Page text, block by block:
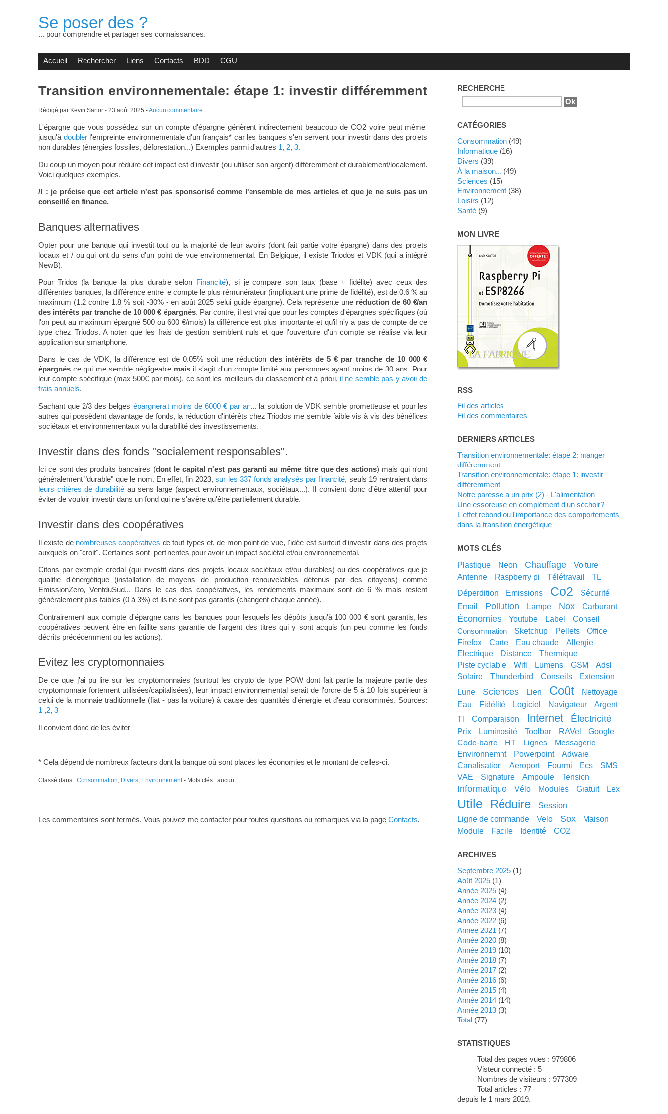
Se poser des ?
... pour comprendre et partager ses connaissances.
Accueil Rechercher Liens Contacts BDD CGU
Transition environnementale: étape 1: investir différemment
Rédigé par Kevin Sartor - 23 août 2025 -Aucun commentaire
L'épargne que vous possédez sur un compte d'épargne génèrent indirectement beaucoup de CO2 voire peut même
jusqu'à doubler l'empreinte environnementale d'un français* car les banques s'en servent pour investir dans des projets
non durables (énergies fossiles, déforestation...) Exemples parmi d'autres 1, 2, 3.
Du coup un moyen pour réduire cet impact est d'investir (ou utiliser son argent) différemment et durablement/localement.
Voici quelques exemples.
/! : je précise que cet article n'est pas sponsorisé comme l'ensemble de mes articles et que je ne suis pas un
conseillé en finance.
Banques alternatives
Opter pour une banque qui investit tout ou la majorité de leur avoirs (dont fait partie votre épargne) dans des projets
locaux et / ou qui ont du sens d'un point de vue environnemental. En Belgique, il existe Triodos et VDK (qui a intégré
NewB).
Pour Tridos (la banque la plus durable selon Financité), si je compare son taux (base + fidélite) avec ceux des
différentes banques, la différence entre le compte le plus rémunérateur (impliquant une prime de fidélité), est de 0.6 % au
maximum (1.2 contre 1.8 % soit -30% - en août 2025 selui guide épargne). Cela représente une réduction de 60 €/an
des intérêts par tranche de 10 000 € épargnés. Par contre, il est vrai que pour les comptes d'épargnes spécifiques (où
l'on peut au maximum épargné 500 ou 600 €/mois) la différence est plus importante et qu'il n'y a pas de compte de ce
type chez Triodos. A noter que les frais de gestion semblent nuls et que l'ouverture d'un compte se réalise via leur
application sur smartphone.
Dans le cas de VDK, la différence est de 0.05% soit une réduction des intérêts de 5 € par tranche de 10 000 €
épargnésce qui me semble négligeable mais il s'agit d'un compte limité aux personnesayant moins de 30 ans. Pour
leur compte spécifique (max 500€ par mois), ce sont les meilleurs du classement et à priori, il ne semble pas y avoir de
frais annuels.
Sachant que 2/3 des belges épargnerait moins de 6000 € par an... la solution de VDK semble prometteuse et pour les
autres qui possèdent davantage de fonds, la réduction d'intérêts chez Triodos me semble faible vis à vis des bénéfices
sociétaux et environnementaux vu la durabilité des investissements.
Investir dans des fonds "socialement responsables".
Ici ce sont des produits bancaires (dont le capital n'est pas garanti au même titre que des actions) mais qui n'ont
généralement "durable" que le nom. En effet, fin 2023,sur les 337 fonds analysés par financité, seuls 19 rentraient dans
leurs critères de durabilitéau sens large (aspect environnementaux, sociétaux...). Il convient donc d'être attentif pour
éviter de vouloir investir dans un fond qui ne s'avère qu'être partiellement durable.
Investir dans des coopératives
Il existe de nombreuses coopératives de tout types et, de mon point de vue, l'idée est surtout d'investir dans des projets
auxquels on "croit". Certaines sont pertinentes pour avoir un impact sociétal et/ou environnemental.
Citons par exemple credal (qui investit dans des projets locaux sociétaux et/ou durables) ou des coopératives que je
qualifie d'énergétique (installation de moyens de production renouvelables détenus par des citoyens) comme
EmissionZero, VentduSud... Dans le cas des coopératives, les rendements maximaux sont de 6 % mais restent
généralement plus faibles (0 à 3%) et ils ne sont pas garantis (changent chaque année).
Contrairement aux compte d'épargne dans les banques pour lesquels les dépôts jusqu'à 100 000 € sont garantis, les
coopératives peuvent être en faillite sans garantie de l'argent des titres qui y sont acquis (un peu comme les fonds
décrits précédemment ou les actions).
Evitez les cryptomonnaies
De ce que j'ai pu lire sur les cryptomonnaies (surtout les crypto de type POW dont fait partie la majeure partie des
cryptomonnaie fortement utilisées/capitalisées), leur impact environnemental serait de l'ordre de 5 à 10 fois supérieur à
celui de la monnaie traditionnelle (fiat - pas la voiture) à cause des quantités d'énergie et d'eau consommés. Sources:
1 ,2, 3
Il convient donc de les éviter
* Cela dépend de nombreux facteurs dont la banque où sont placés les économies et le montant de celles-ci.
Classé dans : Consommation, Divers, Environnement- Mots clés : aucun
Les commentaires sont fermés. Vous pouvez me contacter pour toutes questions ou remarques via la page Contacts.
RECHERCHE
CATÉGORIES
Consommation (49)
Informatique (16)
Divers (39)
Á la maison... (49)
Sciences (15)
Environnement (38)
Loisirs (12)
Santé (9)
MON LIVRE
RSS
Fil des articles
Fil des commentaires
DERNIERS ARTICLES
Transition environnementale: étape 2: manger
différemment
Transition environnementale: étape 1: investir
différemment
Notre paresse a un prix (2) - L'alimentation
Une essoreuse en complément d'un séchoir?
L'effet rebond ou l'importance des comportements
dans la transition énergétique
MOTS CLÉS
plastique neon chauffage
voiture
antenne
raspberry pi télétravail
TL
déperdition
emissions co2
sécurité
email
pollution lampe nox carburant
économies youtube label conseil
consommation sketchup pellets
office
Firefox
carte eau chaude
allergie
electrique
distance
thermique
piste cyclable
wifi lumens GSM
adsl
solaire
thunderbird conseils
extension
lune
sciences lien coût
nettoyage
eau
fidélité logiciel navigateur
argent
comparaison internet électricité
prix luminosité toolbar RAVel
google
code-barre
HT lignes
messagerie
environnemnt
powerpoint
adware
canalisation
aeroport fourmi ecs
SMS
VAE
signature ampoule tension
informatique vélo modules gratuit lex
utile réduire
session
ligne de commande
velo sox
maison
module
facile identité CO2
ARCHIVES
septembre 2025 (1)
août 2025 (1)
année 2025 (4)
année 2024 (2)
année 2023 (4)
année 2022 (6)
année 2021 (7)
année 2020 (8)
année 2019 (10)
année 2018 (7)
année 2017 (2)
année 2016 (6)
année 2015 (4)
année 2014 (14)
année 2013 (3)
total (77)
STATISTIQUES
Total des pages vues :979806
Visteur connecté : 5
Nombres de visiteurs :977309
Total articles :77
depuis le 1 mars 2019.